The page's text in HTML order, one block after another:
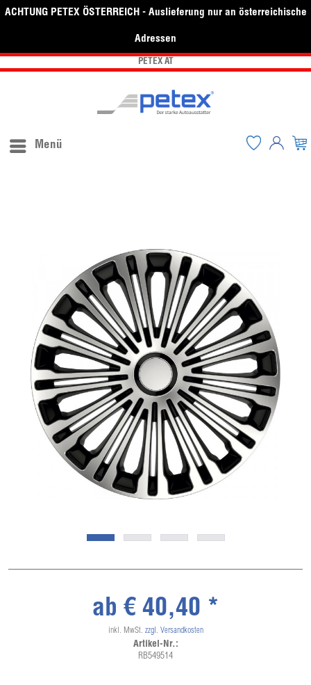
ACHTUNG PETEX ÖSTERREICH - Auslieferung nur an österreichische
Adressen
PETEX AT
Menü
ab € 40,40 *
inkl. MwSt. zzgl. Versandkosten
Artikel-Nr.:
RB549514